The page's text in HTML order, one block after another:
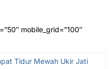
mobile_grid=”100″